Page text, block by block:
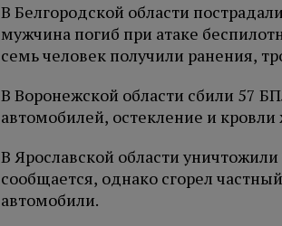
В Белгородской области
мужчина погиб при атаке
семь человек получили ранения,
В Воронежской области сбили 57
автомобилей, остекление и
В Ярославской области
сообщается, однако сгорел
автомобили.